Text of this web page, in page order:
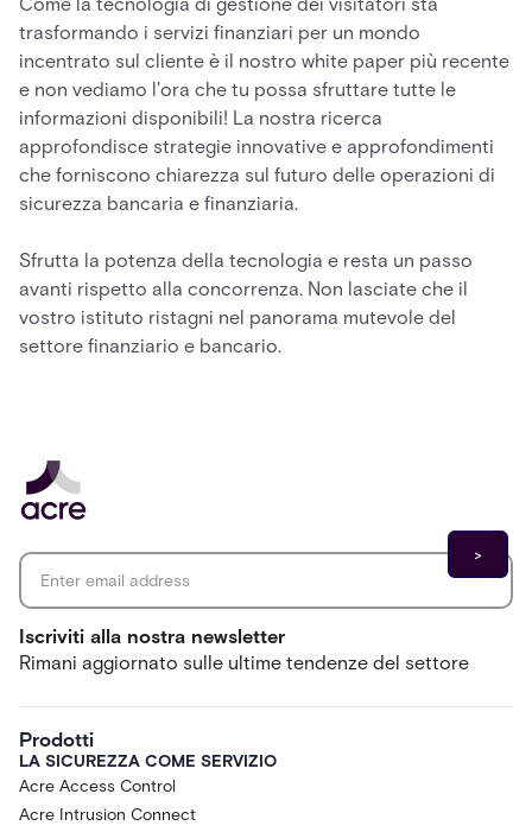
trasformando i servizi finanziari per un mondo
incentrato sul cliente è il nostro white paper più recente
e non vediamo l'ora che tu possa sfruttare tutte le
informazioni disponibili! La nostra ricerca
approfondisce strategie innovative e approfondimenti
che forniscono chiarezza sul futuro delle operazioni di
sicurezza bancaria e finanziaria.
Sfrutta la potenza della tecnologia e resta un passo
avanti rispetto alla concorrenza. Non lasciate che il
vostro istituto ristagni nel panorama mutevole del
settore finanziario e bancario.
Iscriviti alla nostra newsletter
Rimani aggiornato sulle ultime tendenze del settore
Prodotti
LA SICUREZZA COME SERVIZIO
Acre Access Control
Acre Intrusion Connect